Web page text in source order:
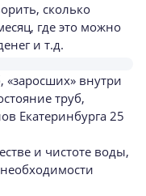
сколько
где это можно
и т.д.
«заросших» внутри
труб,
Екатеринбурга 25
и чистоте воды,